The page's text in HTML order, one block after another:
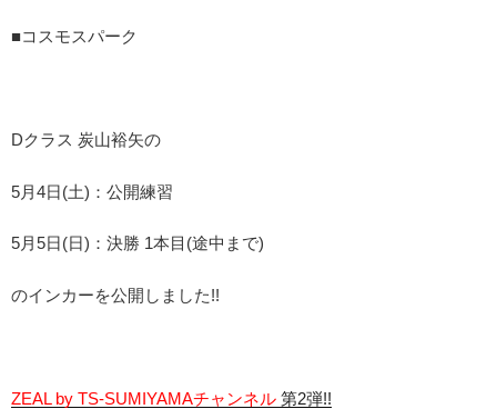
プ■コスモスパーク
Dクラス 炭山裕矢の
5月4日(土)：公開練習
5月5日(日)：決勝 1本目(途中まで)
のインカーを公開しました!!
ZEAL by TS-SUMIYAMAチャンネル 第2弾!!